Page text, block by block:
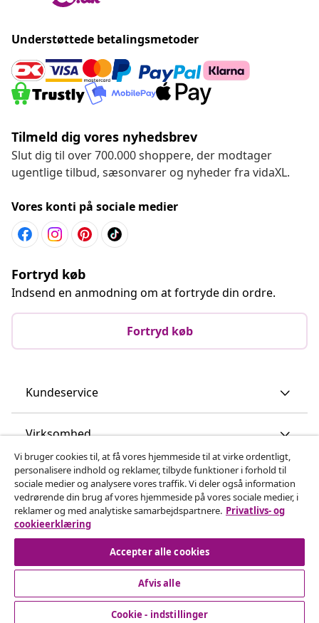
Understøttede betalingsmetoder
Tilmeld dig vores nyhedsbrev
Slut dig til over 700.000 shoppere, der modtager
ugentlige tilbud, sæsonvarer og nyheder fra vidaXL.
Vores konti på sociale medier
Fortryd køb
Indsend en anmodning om at fortryde din ordre.
Fortryd køb
Kundeservice
Virksomhed
vidaXL
Opdag mere
Vi bruger cookies til, at få vores hjemmeside til at virke ordentligt,
personalisere indhold og reklamer, tilbyde funktioner i forhold til
sociale medier og analysere vores traffik. Vi deler også information
vedrørende din brug af vores hjemmeside på vores sociale medier, i
reklamer og med analytiske samarbejdspartnere. Privatlivs- og
cookieerklæring
Accepter alle cookies
Afvis alle
Cookie - indstillinger